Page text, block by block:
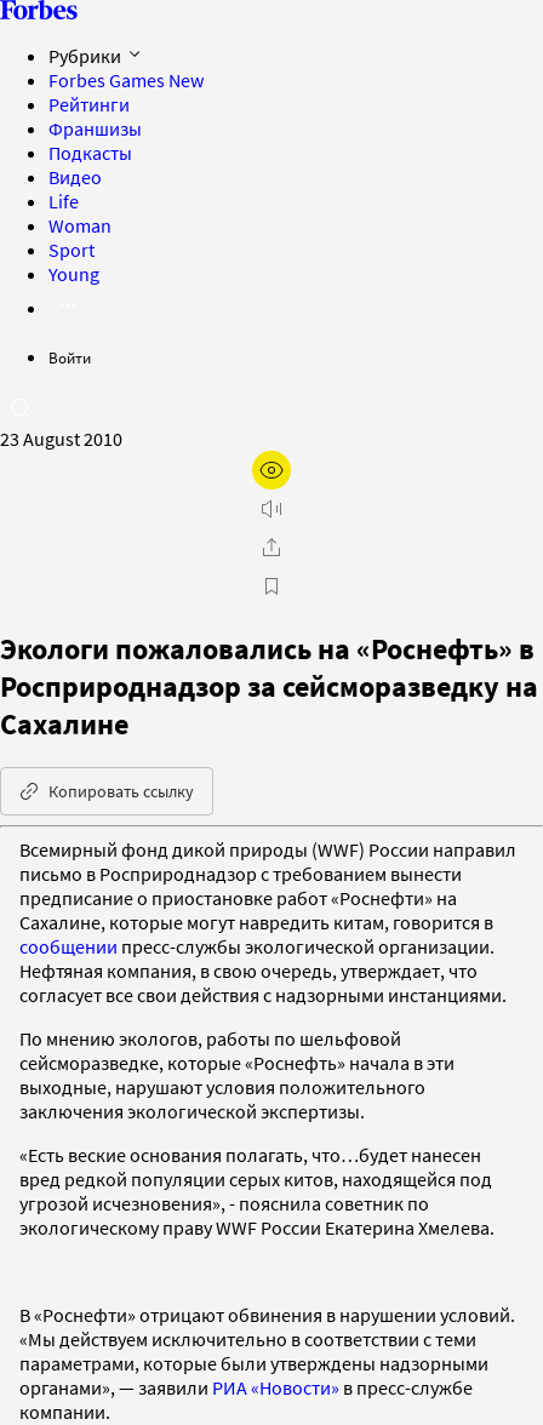
Рубрики
Forbes Games New
Рейтинги
Франшизы
Подкасты
Видео
Life
Woman
Sport
Young
Войти
23 August 2010
Экологи пожаловались на «Роснефть» в
Росприроднадзор за сейсморазведку на
Сахалине
Копировать ссылку
Всемирный фонд дикой природы (WWF) России направил
письмо в Росприроднадзор с требованием вынести
предписание о приостановке работ «Роснефти» на
Сахалине, которые могут навредить китам, говорится в
сообщении пресс-службы экологической организации.
Нефтяная компания, в свою очередь, утверждает, что
согласует все свои действия с надзорными инстанциями.
По мнению экологов, работы по шельфовой
сейсморазведке, которые «Роснефть» начала в эти
выходные, нарушают условия положительного
заключения экологической экспертизы.
«Есть веские основания полагать, что…будет нанесен
вред редкой популяции серых китов, находящейся под
угрозой исчезновения», - пояснила советник по
экологическому праву WWF России Екатерина Хмелева.
В «Роснефти» отрицают обвинения в нарушении условий.
«Мы действуем исключительно в соответствии с теми
параметрами, которые были утверждены надзорными
органами», — заявили РИА «Новости» в пресс-службе
компании.